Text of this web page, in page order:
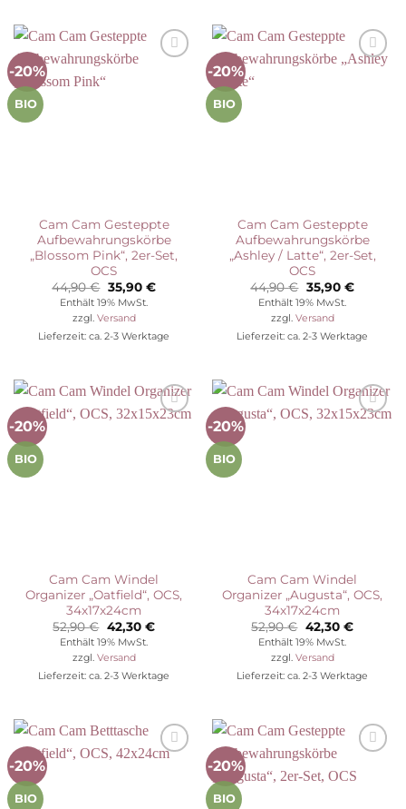
-20%
BIO
Cam Cam Gesteppte
Aufbewahrungskörbe
„Blossom Pink“, 2er-Set,
OCS
44,90€ Ursprünglicher
Preis
war:
44,90 €
35,90 €Aktueller
Enthält 19% MwSt.
zzgl. Versand
Lieferzeit: ca. 2-3 Werktage
-20%
BIO
Cam Cam Gesteppte
Aufbewahrungskörbe
„Ashley / Latte“, 2er-Set,
OCS
44,90€ Ursprünglicher
Preis
war:
44,90 €
35,90 €
Enthält 19% MwSt.
zzgl. Versand
Lieferzeit: ca. 2-3 Werktage
-20%
BIO
Cam Cam Windel
Organizer „Oatfield“, OCS,
34x17x24cm
52,90€ Ursprünglicher
Preis
war:
52,90 €
42,30 €Aktueller
Enthält 19% MwSt.
zzgl. Versand
Lieferzeit: ca. 2-3 Werktage
-20%
BIO
Cam Cam Windel
Organizer „Augusta“, OCS,
34x17x24cm
52,90€ Ursprünglicher
Preis
war:
52,90 €
42,30 €
Enthält 19% MwSt.
zzgl. Versand
Lieferzeit: ca. 2-3 Werktage
-20%
BIO
-20%
BIO
Wunschliste